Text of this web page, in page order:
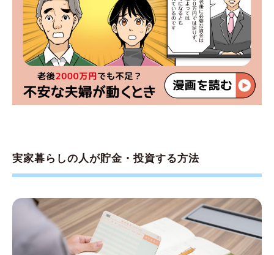
実家暮らしの人が貯金・投資する方法